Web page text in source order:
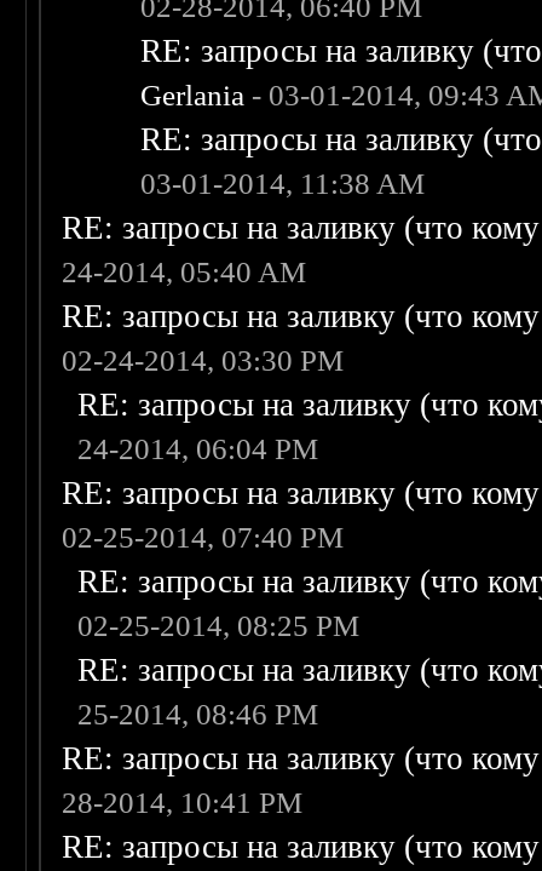
02-28-2014, 06:40 PM
RE: запросы на заливку
Gerlania - 03-01-2014, 09:43
RE: запросы на заливку
03-01-2014, 11:38 AM
RE: запросы на заливку (что
24-2014, 05:40 AM
RE: запросы на заливку (что
02-24-2014, 03:30 PM
RE: запросы на заливку (что
24-2014, 06:04 PM
RE: запросы на заливку (что
02-25-2014, 07:40 PM
RE: запросы на заливку (что
02-25-2014, 08:25 PM
RE: запросы на заливку (что
25-2014, 08:46 PM
RE: запросы на заливку (что
28-2014, 10:41 PM
RE: запросы на заливку (что